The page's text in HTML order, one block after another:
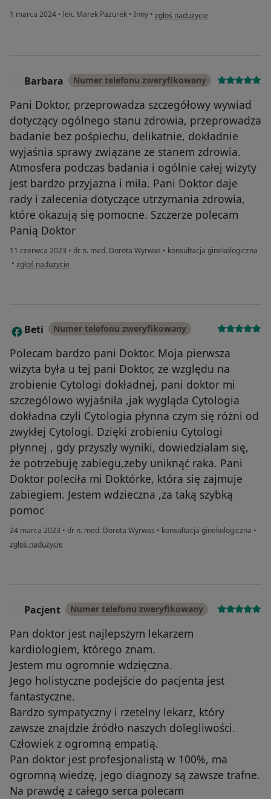
1 marca 2024 • lek. Marek Pazurek • Inny • w opinii użytkownika Ernest
zgłoś nadużycie
Barbara Numer telefonu zweryfikowany
Pani Doktor, przeprowadza szczegółowy wywiad
dotyczący ogólnego stanu zdrowia, przeprowadza
badanie bez pośpiechu, delikatnie, dokładnie
wyjaśnia sprawy związane ze stanem zdrowia.
Atmosfera podczas badania i ogólnie całej wizyty
jest bardzo przyjazna i miła. Pani Doktor daje
rady i zalecenia dotyczące utrzymania zdrowia,
które okazują się pomocne. Szczerze polecam
Panią Doktor
11 czerwca 2023 • dr n. med. Dorota Wyrwas • konsultacja ginekologiczna
• w opinii użytkownika Barbara
zgłoś nadużycie
B Beti Numer telefonu zweryfikowany
Polecam bardzo pani Doktor. Moja pierwsza
wizyta była u tej pani Doktor, ze względu na
zrobienie Cytologi dokładnej, pani doktor mi
szczególowo wyjaśniła ,jak wygląda Cytologia
dokładna czyli Cytologia płynna czym się różni od
zwykłej Cytologi. Dzięki zrobieniu Cytologi
płynnej , gdy przyszly wyniki, dowiedzialam się,
że potrzebuję zabiegu,zeby uniknąć raka. Pani
Doktor poleciła mi Doktórke, która się zajmuje
zabiegiem. Jestem wdzieczna ,za taką szybką
pomoc
24 marca 2023 • dr n. med. Dorota Wyrwas • konsultacja ginekologiczna •
w opinii użytkownika Beti
zgłoś nadużycie
Pacjent Numer telefonu zweryfikowany
Pan doktor jest najlepszym lekarzem
kardiologiem, którego znam.
Jestem mu ogromnie wdzięczna.
Jego holistyczne podejście do pacjenta jest
fantastyczne.
Bardzo sympatyczny i rzetelny lekarz, który
zawsze znajdzie źródło naszych dolegliwości.
Człowiek z ogromną empatią.
Pan doktor jest profesjonalistą w 100%, ma
ogromną wiedzę, jego diagnozy są zawsze trafne.
Na prawdę z całego serca polecam